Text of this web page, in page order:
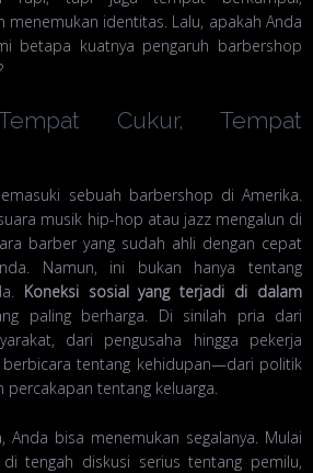
menemukan identitas. Lalu, apakah Anda
betapa kuatnya pengaruh barbershop
Cukur, Tempat
sebuah barbershop di Amerika.
musik hip-hop atau jazz mengalun di
barber yang sudah ahli dengan cepat
Namun, ini bukan hanya tentang
Koneksi sosial yang terjadi di dalam
paling berharga. Di sinilah pria dari
dari pengusaha hingga pekerja
tentang kehidupan—dari politik
percakapan tentang keluarga.
Anda bisa menemukan segalanya. Mulai
tengah diskusi serius tentang pemilu,